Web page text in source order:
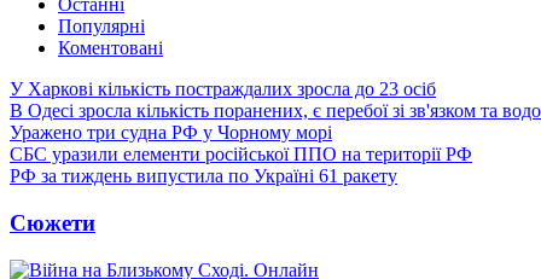
Останні
Популярні
Коментовані
У Харкові кількість постраждалих зросла до 23 осіб
В Одесі зросла кількість поранених, є перебої зі зв'язком та
Уражено три судна РФ у Чорному морі
СБС уразили елементи російської ППО на території РФ
РФ за тиждень випустила по Україні 61 ракету
Сюжети